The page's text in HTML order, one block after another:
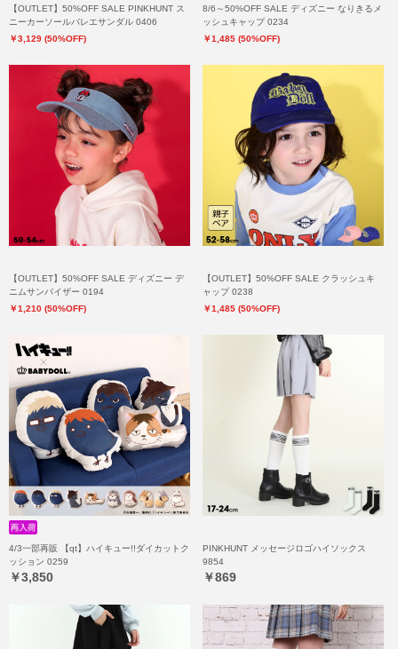
【OUTLET】50%OFF SALE PINKHUNT ス
ニーカーソールバレエサンダル 0406
￥3,129 (50%OFF)
8/6～50%OFF SALE ディズニー なりきるメ
ッシュキャップ 0234
￥1,485 (50%OFF)
【OUTLET】50%OFF SALE ディズニー デ
ニムサンバイザー 0194
￥1,210 (50%OFF)
【OUTLET】50%OFF SALE クラッシュキ
ャップ 0238
￥1,485 (50%OFF)
4/3一部再販 【qt】ハイキュー!!ダイカットク
ッション 0259
￥3,850
PINKHUNT メッセージロゴハイソックス
9854
￥869